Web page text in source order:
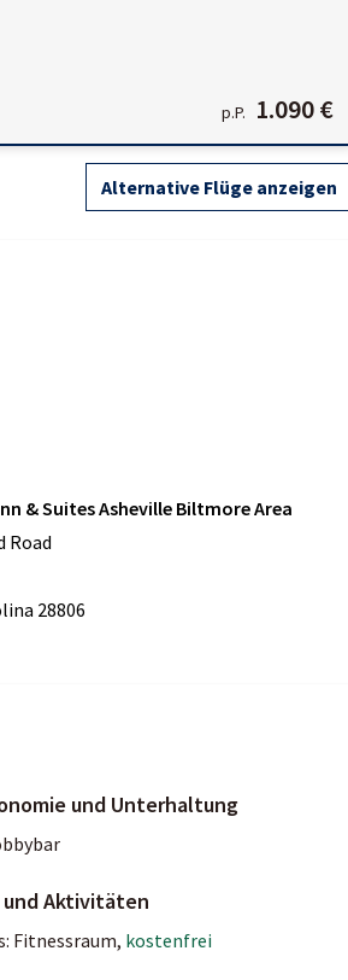
p.P. 1.090 €
Alternative Flüge anzeigen
& Suites Asheville Biltmore Area
Road
28806
und Unterhaltung
Aktivitäten
Fitnessraum, kostenfrei